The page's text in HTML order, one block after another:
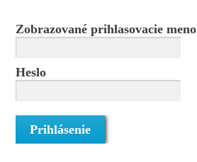
Zobrazované prihlasovacie meno
Heslo